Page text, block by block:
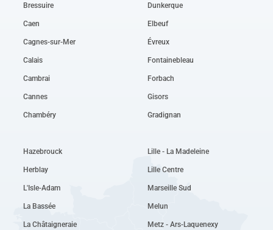
Bressuire
Caen
Cagnes-sur-Mer
Calais
Cambrai
Cannes
Chambéry
Dunkerque
Elbeuf
Évreux
Fontainebleau
Forbach
Gisors
Gradignan
Hazebrouck
Herblay
L'Isle-Adam
La Bassée
La Châtaigneraie
Lille - La Madeleine
Lille Centre
Marseille Sud
Melun
Metz - Ars-Laquenexy